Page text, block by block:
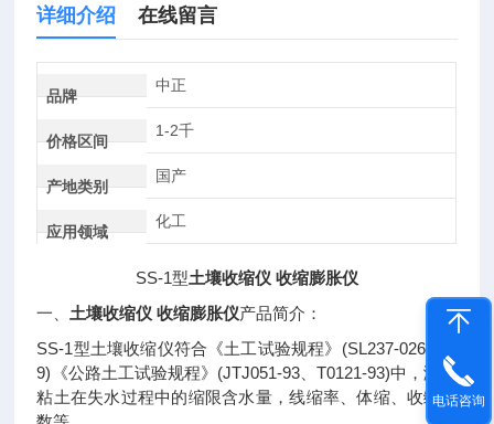
详细介绍 在线留言
品牌
中正
价格区间
1-2千
产地类别
国产
应用领域
化工
SS-1型土壤收缩仪 收缩膨胀仪
一、 土壤收缩仪 收缩膨胀仪产品简介：
SS-1型土壤收缩仪符合《土工试验规程》 (SL237-026-199
9) 《公路土工试验规程》 (JTJ051-93 、T0121-93)中，测定
粘土在失水过程中的缩限含水量，线缩率、体缩、收缩系电话咨询